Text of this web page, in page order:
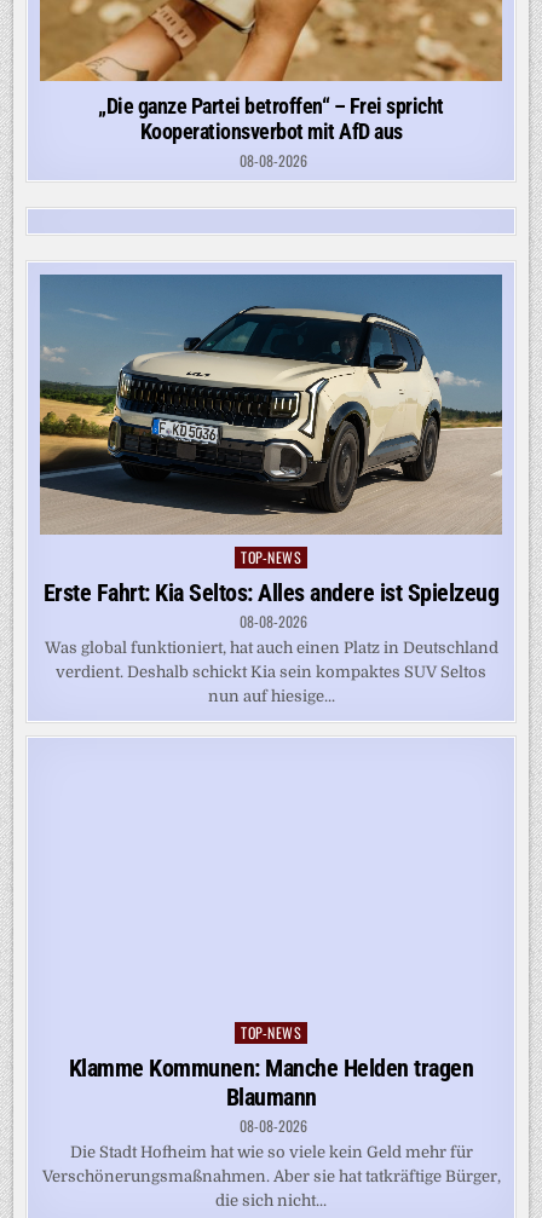
„Die ganze Partei betroffen“ – Frei spricht
Kooperationsverbot mit AfD aus
08-08-2026
Posted
TOP-NEWS
Erste Fahrt: Kia Seltos: Alles andere ist Spielzeug
08-08-2026
Was global funktioniert, hat auch einen Platz in Deutschland
verdient. Deshalb schickt Kia sein kompaktes SUV Seltos
nun auf hiesige...
Posted
TOP-NEWS
Klamme Kommunen: Manche Helden tragen
Blaumann
08-08-2026
Die Stadt Hofheim hat wie so viele kein Geld mehr für
Verschönerungsmaßnahmen. Aber sie hat tatkräftige Bürger,
die sich nicht...